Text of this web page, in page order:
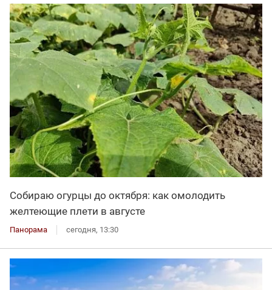
Собираю огурцы до октября: как омолодить
желтеющие плети в августе
Панорама сегодня, 13:30